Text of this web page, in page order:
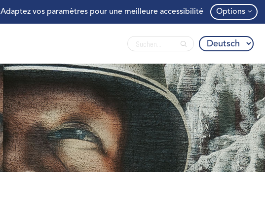
Adaptez vos paramètres pour une meilleure accessibilité Options